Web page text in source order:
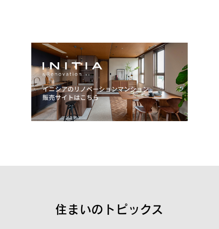
オーダーリノベーション
オーダーリノベーション事例
お客さまの声
サービスの流れ
アフターサービス
私たちのスタンス
新築一戸建
空間品質
こだわりと気づかいが細かすぎて伝わらない
イニシア10のこと
住まいのトピックス